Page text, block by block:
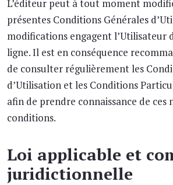
L’éditeur peut à tout moment
présentes Conditions Générales
modifications engagent l’Utilisateur
ligne. Il est en conséquence
de consulter régulièrement les
d’Utilisation et les Conditions
afin de prendre connaissance de ces
conditions.
Loi applicable et
juridictionnelle